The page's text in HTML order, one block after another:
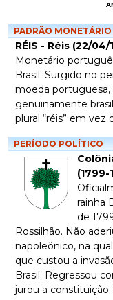
PADRÃO MONETÁRIO
RÉIS - Réis (22/
Monetário
Brasil. Surgido no
moeda
genuinamente
plural “réis” em vez
PERÍODO POLÍTICO
(1799-
rainha
de
Rossilhão. Não
napoleônico, na
que custou a
Brasil. Regressou
jurou a